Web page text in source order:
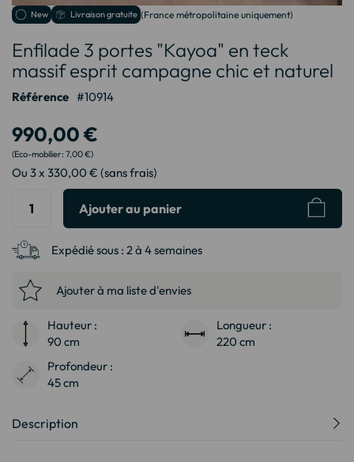
Passer
début
la
Galerie
New Livraison gratuite (France métropolitaine uniquement)
Enfilade 3 portes "Kayoa" en teck
massif esprit campagne chic et naturel
Référence 10914
990,00 €
7,00 €
Ou 3 x 330,00 € (sans frais)
Ajouter au panier
Expédié sous : 2 à 4 semaines
Ajouter à ma liste d'envies
Hauteur :
90 cm
Longueur :
220 cm
Profondeur :
45 cm
Description